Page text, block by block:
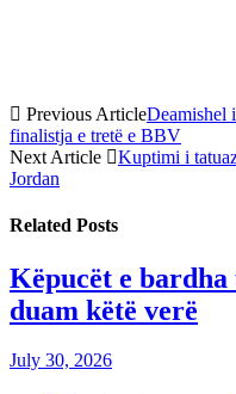
Previous ArticleDeamishel
finalistja e tretë e BBV
Next Article
Kuptimi i
Jordan
Related Posts
Këpucët e
duam këtë verë
July 30, 2026